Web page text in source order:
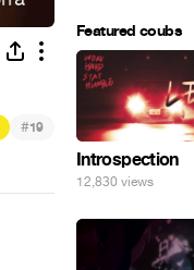
#19
Featured coubs
Introspection
12,830 views